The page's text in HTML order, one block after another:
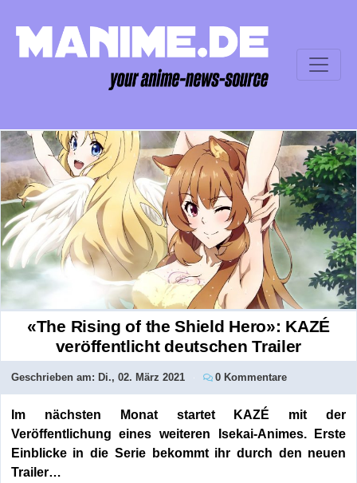
«The Rising of the Shield Hero»: KAZÉ
veröffentlicht deutschen Trailer
Geschrieben am: Di., 02. März 2021 0 Kommentare
Im nächsten Monat startet KAZÉ mit der
Veröffentlichung eines weiteren Isekai-Animes. Erste
Einblicke in die Serie bekommt ihr durch den neuen
Trailer…